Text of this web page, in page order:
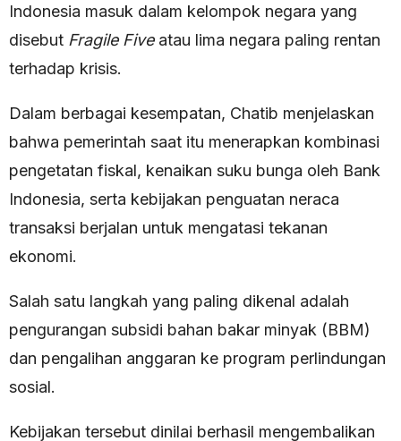
Indonesia masuk dalam kelompok negara yang
disebut Fragile Fiveatau lima negara paling rentan
terhadap krisis.
Dalam berbagai kesempatan, Chatib menjelaskan
bahwa pemerintah saat itu menerapkan kombinasi
pengetatan fiskal, kenaikan suku bunga oleh Bank
Indonesia, serta kebijakan penguatan neraca
transaksi berjalan untuk mengatasi tekanan
ekonomi.
Salah satu langkah yang paling dikenal adalah
pengurangan subsidi bahan bakar minyak (BBM)
dan pengalihan anggaran ke program perlindungan
sosial.
Kebijakan tersebut dinilai berhasil mengembalikan